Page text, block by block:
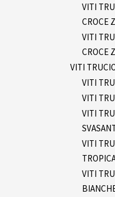
VITI
CROCE
VITI
CROCE
VITI
VITI
VITI
VITI
VITI
VITI